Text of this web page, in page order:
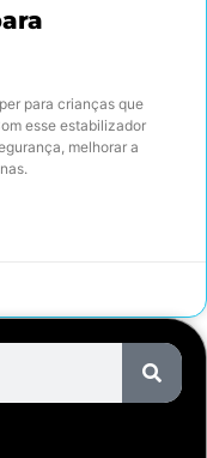
para crianças que
esse estabilizador
melhorar a